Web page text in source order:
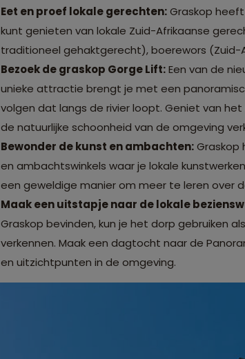
Eet en proef lokale gerechten:Graskop
kunt genieten van lokale Zuid-Afrikaanse
traditioneel gehaktgerecht), boerewors
Bezoek de graskop Gorge Lift:Een van de
unieke attractie brengt je met een
volgen dat langs de rivier loopt. Geniet van
de natuurlijke schoonheid van de omgeving
Bewonder de kunst en ambachten:Graskop
en ambachtswinkels waar je lokale
een geweldige manier om meer te leren over
Maak een uitstapje naar de lokale
Graskop bevinden, kun je het dorp gebruiken
verkennen. Maak een dagtocht naar de
en uitzichtpunten in de omgeving.